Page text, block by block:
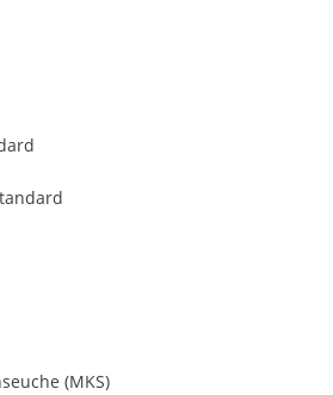
(MKS)